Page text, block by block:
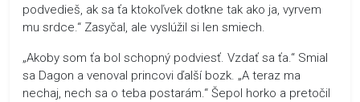
podvedieš, ak sa ťa ktokoľvek dotkne tak ako ja, vyrvem
mu srdce.“ Zasyčal, ale vyslúžil si len smiech.
„Akoby som ťa bol schopný podviesť. Vzdať sa ťa.“ Smial
sa Dagon a venoval princovi ďalší bozk. „A teraz ma
nechaj, nech sa o teba postarám.“ Šepol horko a pretočil